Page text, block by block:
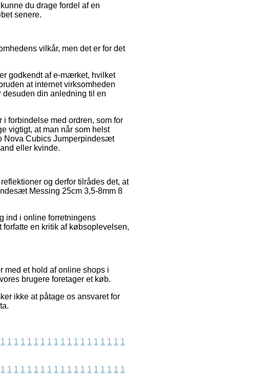
du drage fordel af en
senere.
vilkår, men det er for det
godkendt af e-mærket, hvilket
at internet virksomheden
desuden din anledning til en
forbindelse med ordren, som for
vigtigt, at man når som helst
Nova Cubics Jumperpindesæt
eller kvinde.
og derfor tilrådes det, at
Messing 25cm 3,5-8mm 8
ind i online forretningens
en kritik af købsoplevelsen,
med et hold af online shops i
brugere foretager et køb.
ikke at påtage os ansvaret for
1 1 1 1 1 1 1 1 1 1 1 1 1 1 1 1 1 1 1
1 1 1 1 1 1 1 1 1 1 1 1 1 1 1 1 1 1 1